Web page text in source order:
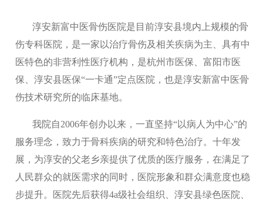
淳安新富中医骨伤医院是目前淳安县境内上规模的骨
伤专科医院，是一家以治疗骨伤及相关疾病为主、具有中
医特色的非营利性医疗机构，是杭州市医保、富阳市医
保、淳安县医保“一卡通”定点医院，也是淳安新富中医骨
伤技术研究所的临床基地。
我院自2006年创办以来，一直坚持“以病人为中心”的
服务理念，致力于骨科疾病的研究和特色治疗。十年发
展，为淳安的父老乡亲提供了优质的医疗服务，在满足了
人民群众的就医需求的同时，医院形象和群众满意度也稳
步提升。医院先后获得4a级社会组织、淳安县绿色医院、